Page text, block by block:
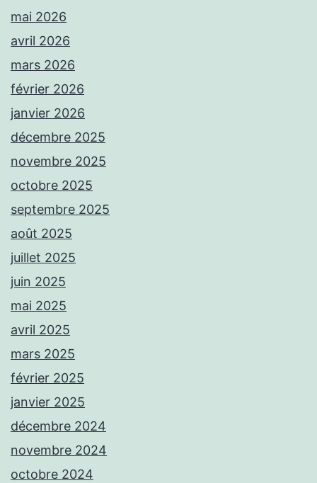
mai 2026
avril 2026
mars 2026
février 2026
janvier 2026
décembre 2025
novembre 2025
octobre 2025
septembre 2025
août 2025
juillet 2025
juin 2025
mai 2025
avril 2025
mars 2025
février 2025
janvier 2025
décembre 2024
novembre 2024
octobre 2024